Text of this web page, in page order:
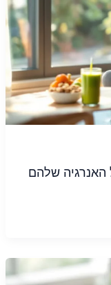
שומרים על האנרגיה שלהם